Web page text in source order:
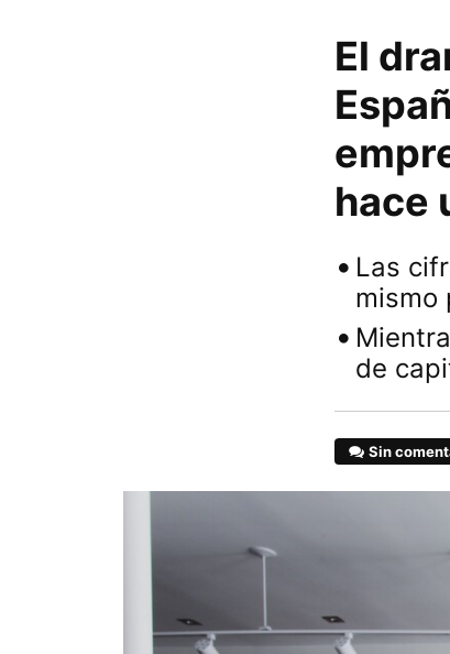
El
hace
Las
mismo
de
Sin